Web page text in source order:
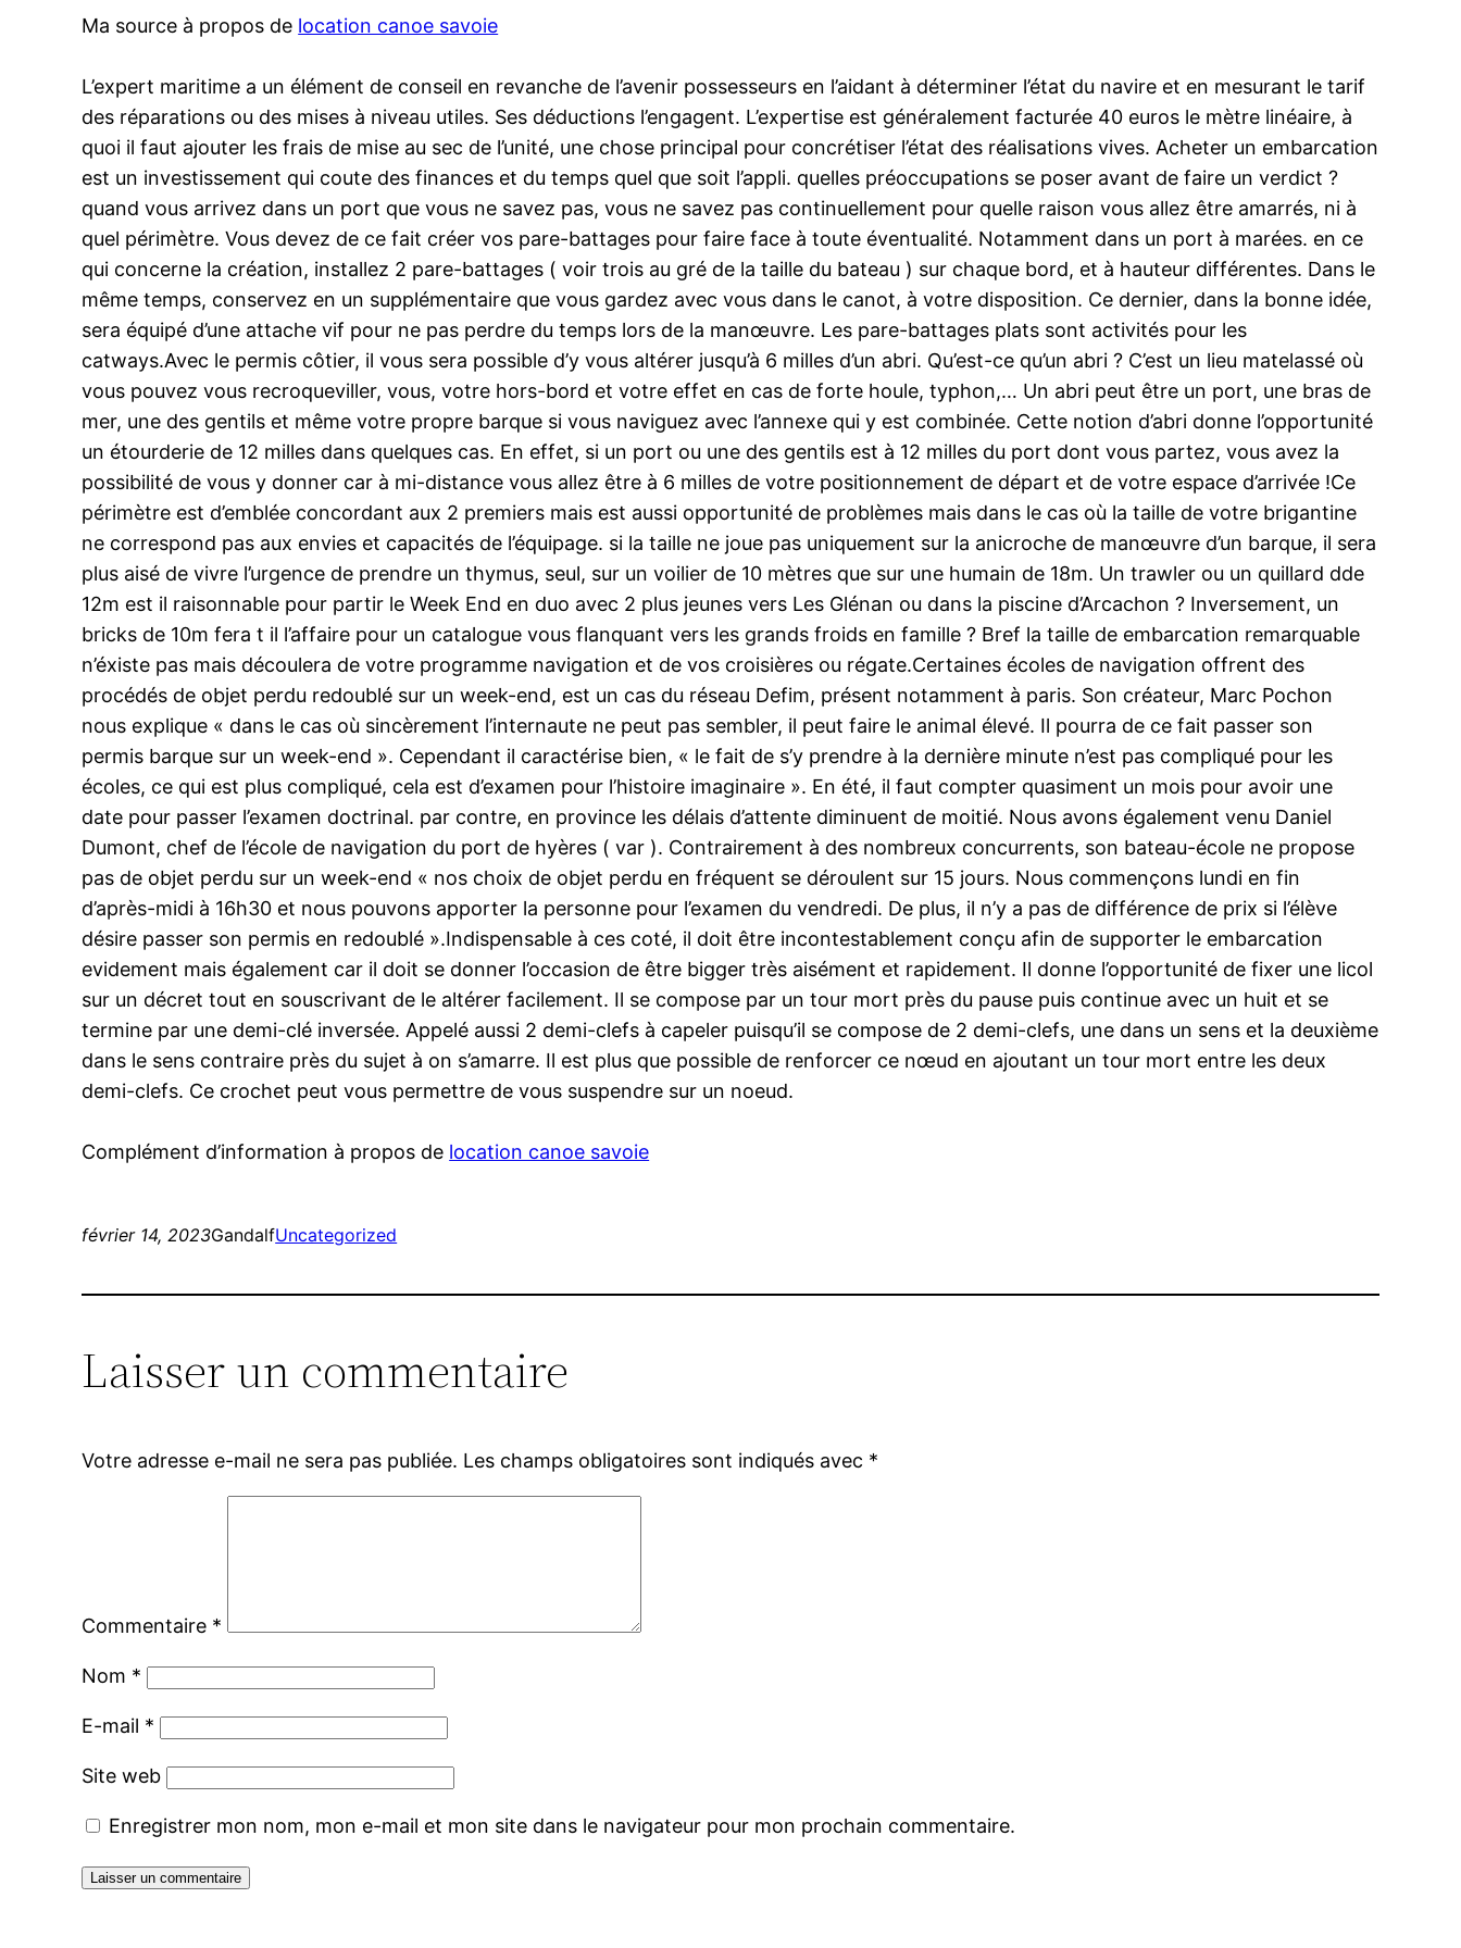
Ma source à propos de location canoe savoie
L’expert maritime a un élément de conseil en revanche de l’avenir possesseurs en l’aidant à déterminer l’état du navire et en mesurant le tarif
des réparations ou des mises à niveau utiles. Ses déductions l’engagent. L’expertise est généralement facturée 40 euros le mètre linéaire, à
quoi il faut ajouter les frais de mise au sec de l’unité, une chose principal pour concrétiser l’état des réalisations vives. Acheter un embarcation
est un investissement qui coute des finances et du temps quel que soit l’appli. quelles préoccupations se poser avant de faire un verdict ?
quand vous arrivez dans un port que vous ne savez pas, vous ne savez pas continuellement pour quelle raison vous allez être amarrés, ni à
quel périmètre. Vous devez de ce fait créer vos pare-battages pour faire face à toute éventualité. Notamment dans un port à marées. en ce
qui concerne la création, installez 2 pare-battages ( voir trois au gré de la taille du bateau ) sur chaque bord, et à hauteur différentes. Dans le
même temps, conservez en un supplémentaire que vous gardez avec vous dans le canot, à votre disposition. Ce dernier, dans la bonne idée,
sera équipé d’une attache vif pour ne pas perdre du temps lors de la manœuvre. Les pare-battages plats sont activités pour les
catways.Avec le permis côtier, il vous sera possible d’y vous altérer jusqu’à 6 milles d’un abri. Qu’est-ce qu’un abri ? C’est un lieu matelassé où
vous pouvez vous recroqueviller, vous, votre hors-bord et votre effet en cas de forte houle, typhon,… Un abri peut être un port, une bras de
mer, une des gentils et même votre propre barque si vous naviguez avec l’annexe qui y est combinée. Cette notion d’abri donne l’opportunité
un étourderie de 12 milles dans quelques cas. En effet, si un port ou une des gentils est à 12 milles du port dont vous partez, vous avez la
possibilité de vous y donner car à mi-distance vous allez être à 6 milles de votre positionnement de départ et de votre espace d’arrivée !Ce
périmètre est d’emblée concordant aux 2 premiers mais est aussi opportunité de problèmes mais dans le cas où la taille de votre brigantine
ne correspond pas aux envies et capacités de l’équipage. si la taille ne joue pas uniquement sur la anicroche de manœuvre d’un barque, il sera
plus aisé de vivre l’urgence de prendre un thymus, seul, sur un voilier de 10 mètres que sur une humain de 18m. Un trawler ou un quillard dde
12m est il raisonnable pour partir le Week End en duo avec 2 plus jeunes vers Les Glénan ou dans la piscine d’Arcachon ? Inversement, un
bricks de 10m fera t il l’affaire pour un catalogue vous flanquant vers les grands froids en famille ? Bref la taille de embarcation remarquable
n’éxiste pas mais découlera de votre programme navigation et de vos croisières ou régate.Certaines écoles de navigation offrent des
procédés de objet perdu redoublé sur un week-end, est un cas du réseau Defim, présent notamment à paris. Son créateur, Marc Pochon
nous explique « dans le cas où sincèrement l’internaute ne peut pas sembler, il peut faire le animal élevé. Il pourra de ce fait passer son
permis barque sur un week-end ». Cependant il caractérise bien, « le fait de s’y prendre à la dernière minute n’est pas compliqué pour les
écoles, ce qui est plus compliqué, cela est d’examen pour l’histoire imaginaire ». En été, il faut compter quasiment un mois pour avoir une
date pour passer l’examen doctrinal. par contre, en province les délais d’attente diminuent de moitié. Nous avons également venu Daniel
Dumont, chef de l’école de navigation du port de hyères ( var ). Contrairement à des nombreux concurrents, son bateau-école ne propose
pas de objet perdu sur un week-end « nos choix de objet perdu en fréquent se déroulent sur 15 jours. Nous commençons lundi en fin
d’après-midi à 16h30 et nous pouvons apporter la personne pour l’examen du vendredi. De plus, il n’y a pas de différence de prix si l’élève
désire passer son permis en redoublé ».Indispensable à ces coté, il doit être incontestablement conçu afin de supporter le embarcation
evidement mais également car il doit se donner l’occasion de être bigger très aisément et rapidement. Il donne l’opportunité de fixer une licol
sur un décret tout en souscrivant de le altérer facilement. Il se compose par un tour mort près du pause puis continue avec un huit et se
termine par une demi-clé inversée. Appelé aussi 2 demi-clefs à capeler puisqu’il se compose de 2 demi-clefs, une dans un sens et la deuxième
dans le sens contraire près du sujet à on s’amarre. Il est plus que possible de renforcer ce nœud en ajoutant un tour mort entre les deux
demi-clefs. Ce crochet peut vous permettre de vous suspendre sur un noeud.
Complément d’information à propos de location canoe savoie
février 14, 2023GandalfUncategorized
Laisser un commentaire
Votre adresse e-mail ne sera pas publiée. Les champs obligatoires sont indiqués avec *
Commentaire *
Nom *
E-mail *
Site web
Enregistrer mon nom, mon e-mail et mon site dans le navigateur pour mon prochain commentaire.